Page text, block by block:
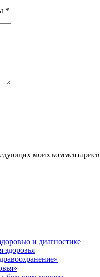
*
моих
и диагностике
здоровья